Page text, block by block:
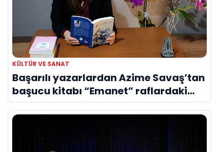
KÜLTÜR VE SANAT
Başarılı yazarlardan Azime Savaş’tan
başucu kitabı “Emanet” raflardaki
yerini aldı